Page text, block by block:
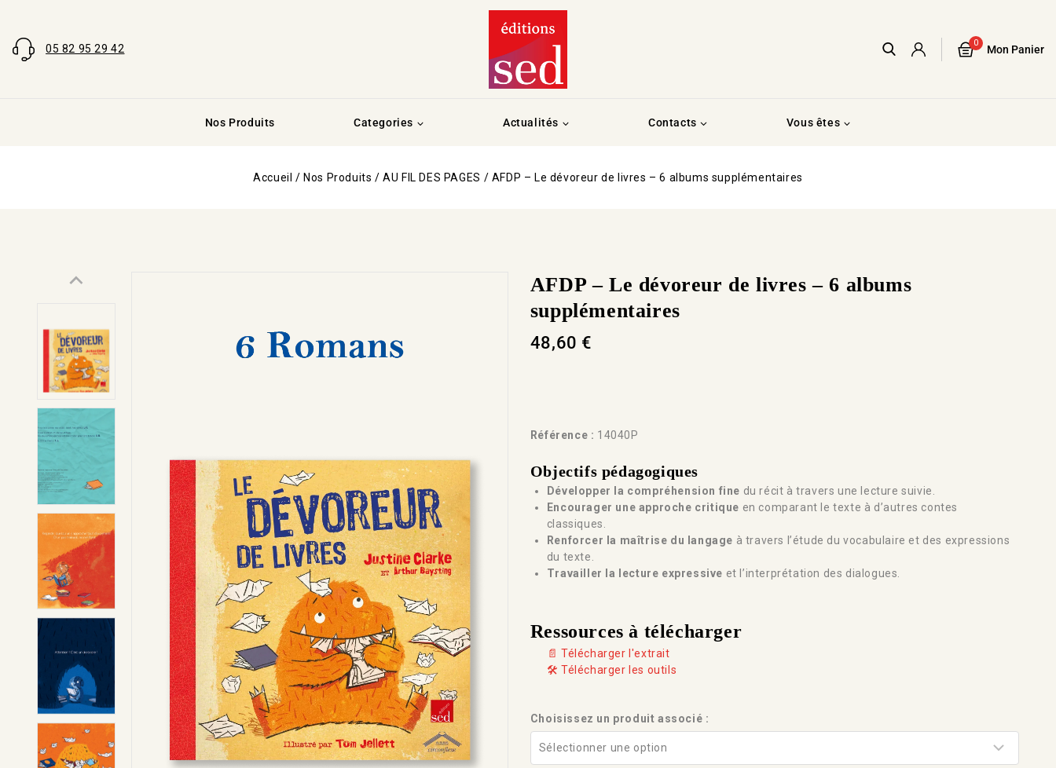
05 82 95 29 42 0
Mon Panier
Nos Produits Categories Actualités Contacts Vous êtes
Accueil / Nos Produits / AU FIL DES PAGES / AFDP – Le dévoreur de livres – 6 albums supplémentaires
AFDP – Le dévoreur de livres – 6 albums
supplémentaires
48,60 €
Référence : 14040P
Objectifs pédagogiques
Développer la compréhension fine du récit à travers une lecture suivie.
Encourager une approche critique en comparant le texte à d’autres contes
classiques.
Renforcer la maîtrise du langage à travers l’étude du vocabulaire et des expressions
du texte.
Travailler la lecture expressive et l’interprétation des dialogues.
Ressources à télécharger
📄 Télécharger l'extrait
🛠️ Télécharger les outils
Choisissez un produit associé :